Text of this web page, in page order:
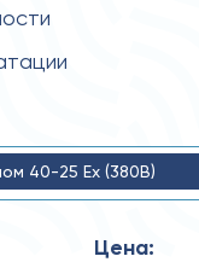
40-25 Ех (380В)
Цена: